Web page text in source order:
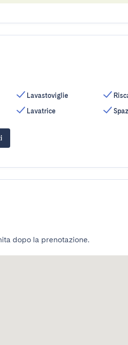
Lavastoviglie
Lavatrice
dopo la prenotazione.